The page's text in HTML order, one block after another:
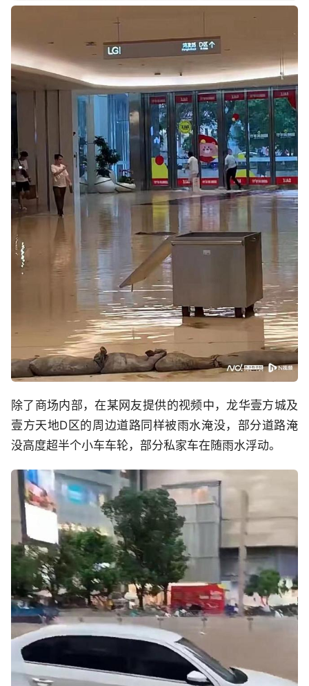
除了商场内部，在某网友提供的视频中，龙华壹方城及
壹方天地D区的周边道路同样被雨水淹没，部分道路淹
没高度超半个小车车轮，部分私家车在随雨水浮动。